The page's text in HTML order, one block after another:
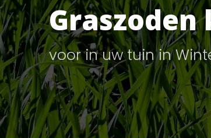
Graszoden
voor in uw tuin in